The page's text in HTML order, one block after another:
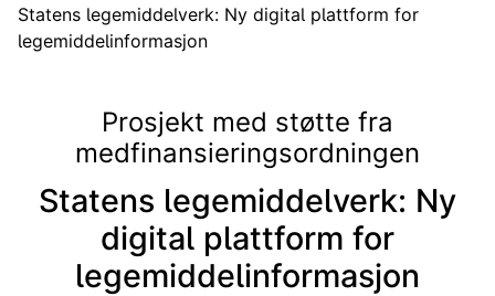
Statens legemiddelverk: Ny digital plattform for
legemiddelinformasjon
Prosjekt med støtte fra
medfinansieringsordningen
Statens legemiddelverk: Ny
digital plattform for
legemiddelinformasjon